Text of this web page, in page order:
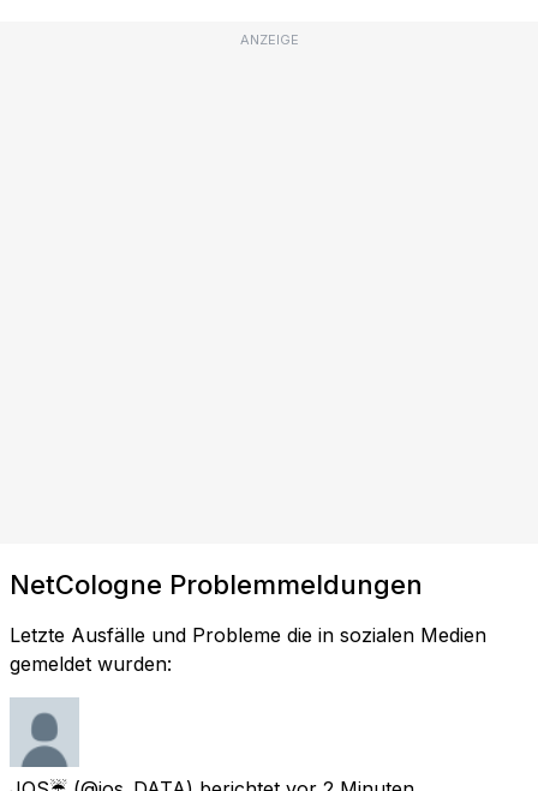
ANZEIGE
NetCologne Problemmeldungen
Letzte Ausfälle und Probleme die in sozialen Medien
gemeldet wurden: